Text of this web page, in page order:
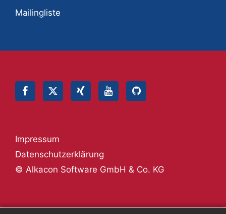
Mailingliste
© Alkacon Software GmbH & Co. KG
Datenschutzerklärung
Impressum